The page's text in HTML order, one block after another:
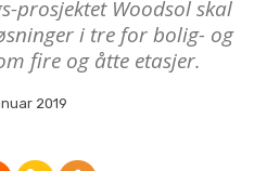
prosjektet Woodsol skal
i tre for bolig- og
fire og åtte etasjer.
2019